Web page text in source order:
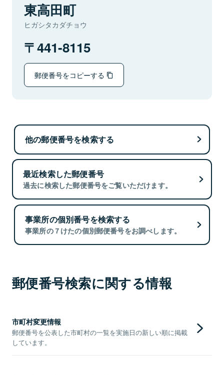
東高田町
ヒガシタカダチョウ
441-8115
郵便番号をコピーする
他の郵便番号を検索する
最近検索した郵便番号
過去に検索した郵便番号をご覧いただけます。
事業所の個別番号を検索する
事業所の７けたの個別郵便番号をお調べします。
郵便番号検索に関する情報
市町村変更情報
郵便番号を公表した市町村の一覧を実施日の新しい順に掲載
しています。